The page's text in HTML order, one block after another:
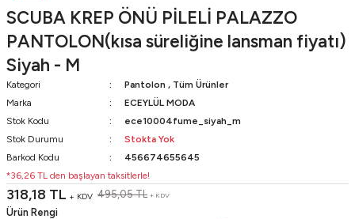
SCUBA KREP ÖNÜ PİLELİ PALAZZO
PANTOLON(kısa süreliğine lansman fiyatı)
Siyah - M
Kategori Pantolon , Tüm Ürünler
Marka
ECEYLÜL MODA
Stok Kodu
ece10004fume_siyah_m
Stok Durumu
Stokta Yok
Barkod Kodu
456674655645
*36,26 TL den başlayan taksitlerle!
318,18 TL + KDV 495,05 TL + KDV
Ürün Rengi